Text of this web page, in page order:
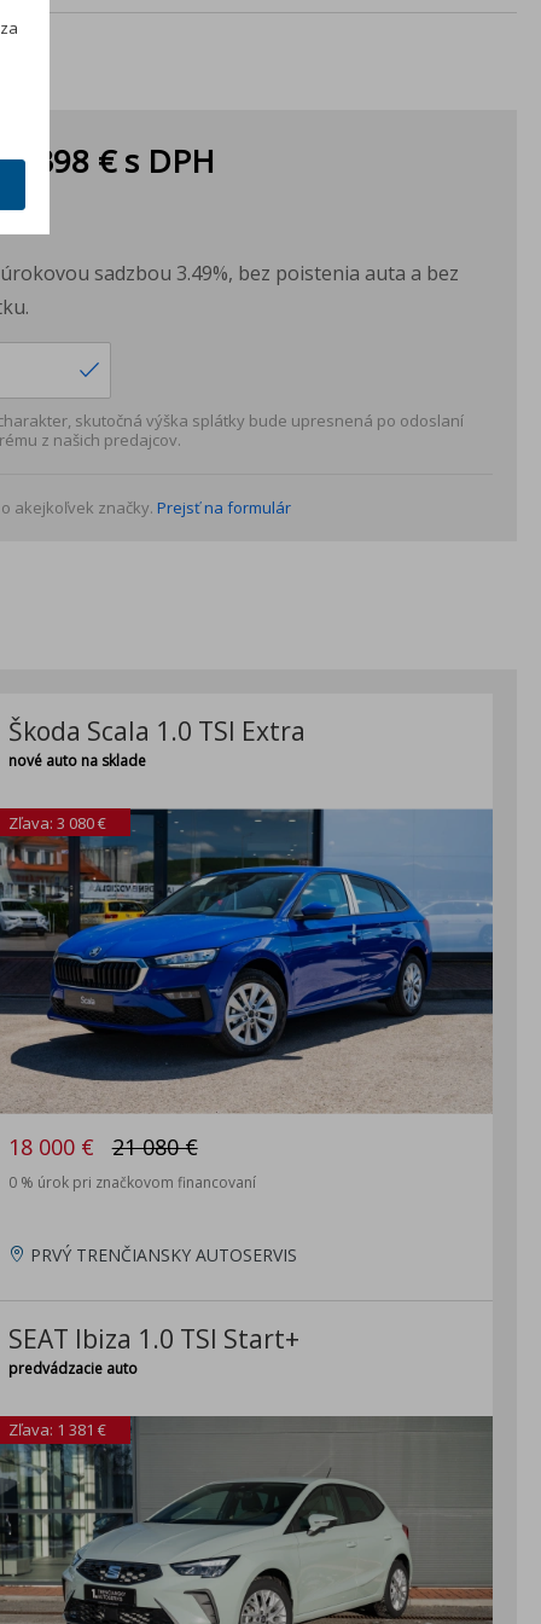
398 €s DPH
sadzbou 3.49%, bez poistenia auta a bez
skutočná výška splátky bude upresnená po odoslaní
z našich predajcov.
akejkoľvek značky. Prejsť na formulár
Škoda Scala 1.0 TSI Extra
nové auto na sklade
Zľava: 3 080 €
18 000 € 21 080 €
0 % úrok pri značkovom financovaní
PRVÝ TRENČIANSKY AUTOSERVIS
SEAT Ibiza 1.0 TSI Start+
predvádzacie auto
Zľava: 1 381 €